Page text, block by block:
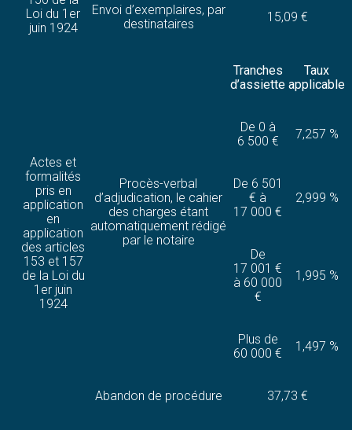
Loi du 1er
juin 1924
Envoi d’exemplaires, par
destinataires
15,09 €
Actes et
formalités
pris en
application
en
application
des articles
153 et 157
de la Loi du
1er juin
1924
Procès-verbal
d’adjudication, le cahier
des charges étant
automatiquement rédigé
par le notaire
Tranches
d’assiette
Taux
applicable
De 0 à
6 500 €
7,257 %
De 6 501
€ à
17 000 €
2,999 %
De
17 001 €
à 60 000
€
1,995 %
Plus de
60 000 €
1,497 %
Abandon de procédure 37,73 €